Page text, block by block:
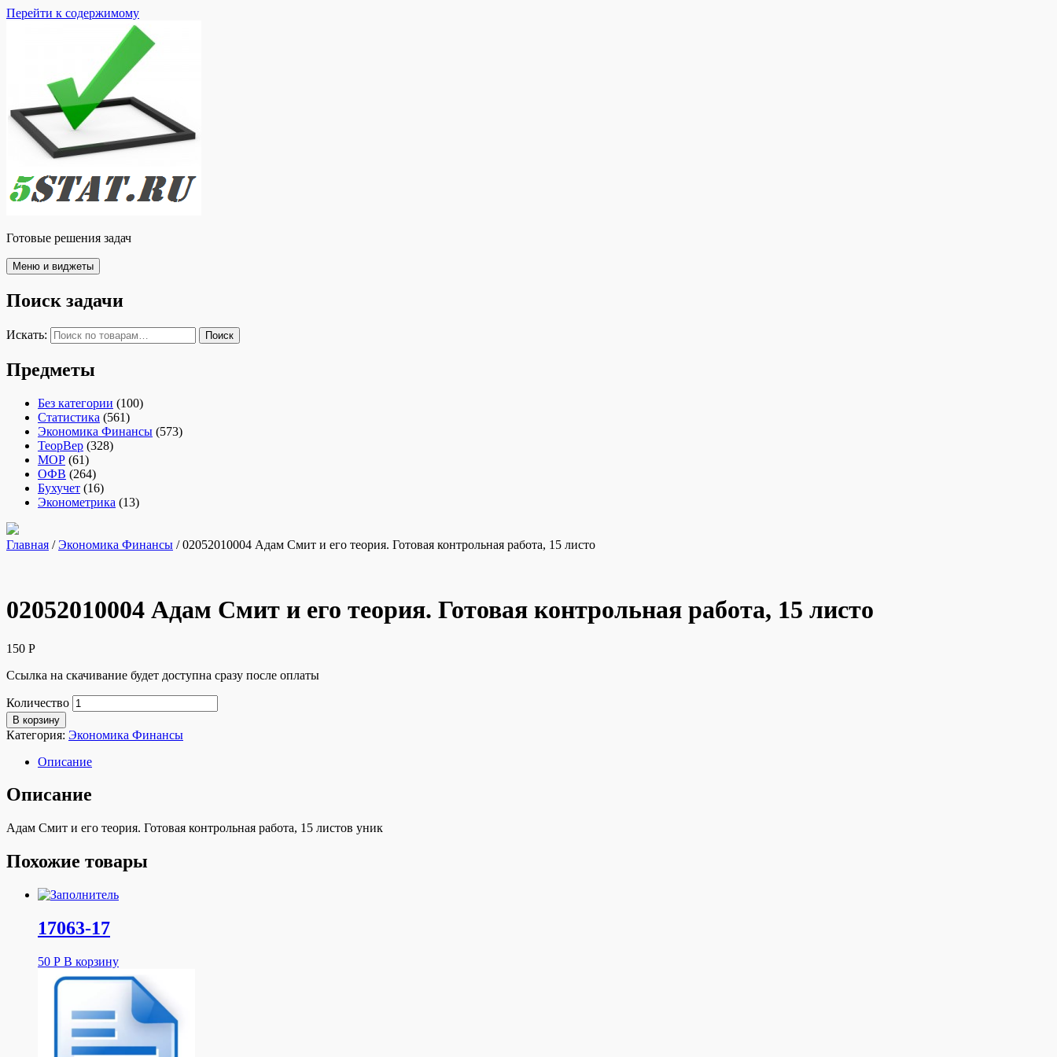
Перейти к содержимому
Готовые решения задач
Меню и виджеты
Поиск задачи
Искать: Поиск
Предметы
Без категории (100)
Статистика (561)
Экономика Финансы (573)
ТеорВер (328)
МОР (61)
ОФВ (264)
Бухучет (16)
Эконометрика (13)
Главная /Экономика Финансы / 02052010004 Адам Смит и его теория. Готовая контрольная работа, 15 листо
02052010004 Адам Смит и его теория. Готовая контрольная работа, 15 листо
150 Р
Ссылка на скачивание будет доступна сразу после оплаты
Количество
В корзину
Категория: Экономика Финансы
Описание
Описание
Адам Смит и его теория. Готовая контрольная работа, 15 листов уник
Похожие товары
17063-17
50 Р В корзину